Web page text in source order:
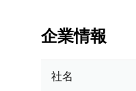
企業情報
社名